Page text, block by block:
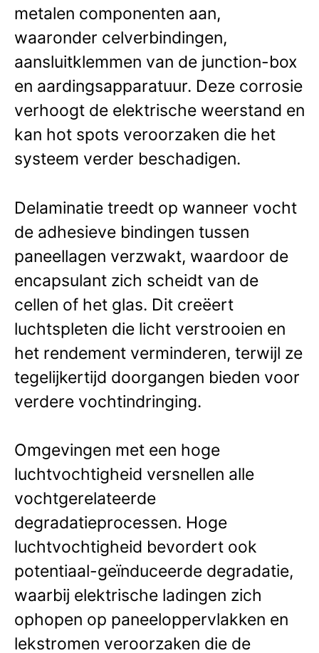
metalen componenten aan,
waaronder celverbindingen,
aansluitklemmen van de junction-box
en aardingsapparatuur. Deze corrosie
verhoogt de elektrische weerstand en
kan hot spots veroorzaken die het
systeem verder beschadigen.
Delaminatie treedt op wanneer vocht
de adhesieve bindingen tussen
paneellagen verzwakt, waardoor de
encapsulant zich scheidt van de
cellen of het glas. Dit creëert
luchtspleten die licht verstrooien en
het rendement verminderen, terwijl ze
tegelijkertijd doorgangen bieden voor
verdere vochtindringing.
Omgevingen met een hoge
luchtvochtigheid versnellen alle
vochtgerelateerde
degradatieprocessen. Hoge
luchtvochtigheid bevordert ook
potentiaal-geïnduceerde degradatie,
waarbij elektrische ladingen zich
ophopen op paneeloppervlakken en
lekstromen veroorzaken die de